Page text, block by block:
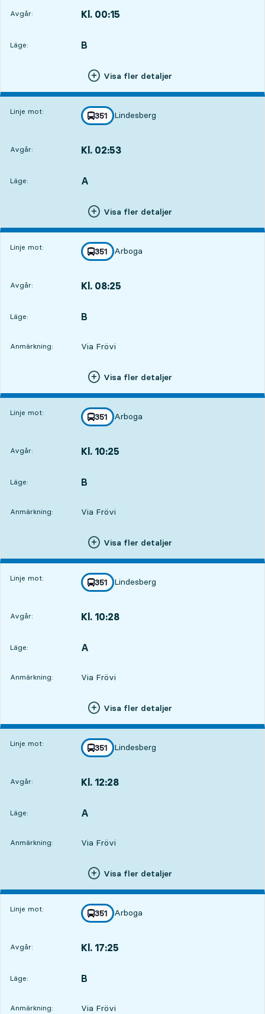
Avgår: Kl. 00:15
Läge:
LÄGE, B
,
Visa fler detaljer
Linje mot: linje
351
mot
Lindesberg
,
Avgår: Kl. 02:53
Läge:
LÄGE, A
,
Visa fler detaljer
Linje mot: linje
351
mot
Arboga
,
Avgår: Kl. 08:25
Läge:
LÄGE, B
,
Anmärkning: Via Frövi
Visa fler detaljer
Linje mot: linje
351
mot
Arboga
,
Avgår: Kl. 10:25
Läge:
LÄGE, B
,
Anmärkning: Via Frövi
Visa fler detaljer
Linje mot: linje
351
mot
Lindesberg
,
Avgår: Kl. 10:28
Läge:
LÄGE, A
,
Anmärkning: Via Frövi
Visa fler detaljer
Linje mot: linje
351
mot
Lindesberg
,
Avgår: Kl. 12:28
Läge:
LÄGE, A
,
Anmärkning: Via Frövi
Visa fler detaljer
Linje mot: linje
351
mot
Arboga
,
Avgår: Kl. 17:25
Läge:
LÄGE, B
,
Anmärkning: Via Frövi